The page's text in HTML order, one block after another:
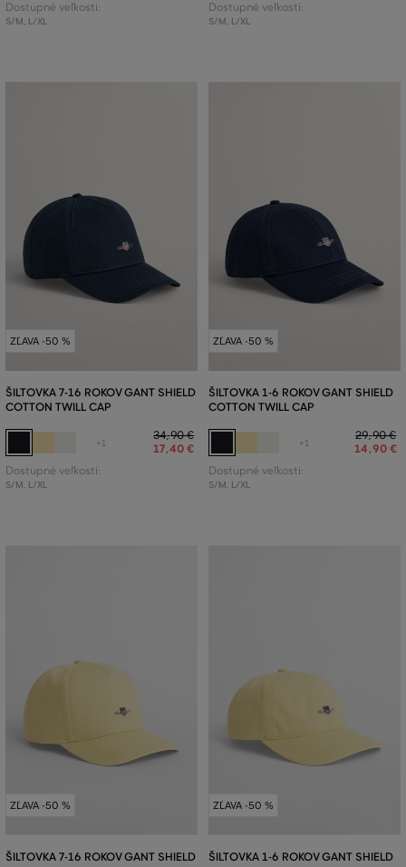
Dostupné veľkosti:
S/M, L/XL
Dostupné veľkosti:
S/M, L/XL
ZĽAVA -50 %
ŠILTOVKA 7-16 ROKOV GANT SHIELD
COTTON TWILL CAP
+1
34,90 €
17,40 €
Dostupné veľkosti:
S/M, L/XL
ZĽAVA -50 %
ŠILTOVKA 1-6 ROKOV GANT SHIELD
COTTON TWILL CAP
+1
29,90 €
14,90 €
Dostupné veľkosti:
S/M, L/XL
ZĽAVA -50 %
ŠILTOVKA 7-16 ROKOV GANT SHIELD
ZĽAVA -50 %
ŠILTOVKA 1-6 ROKOV GANT SHIELD